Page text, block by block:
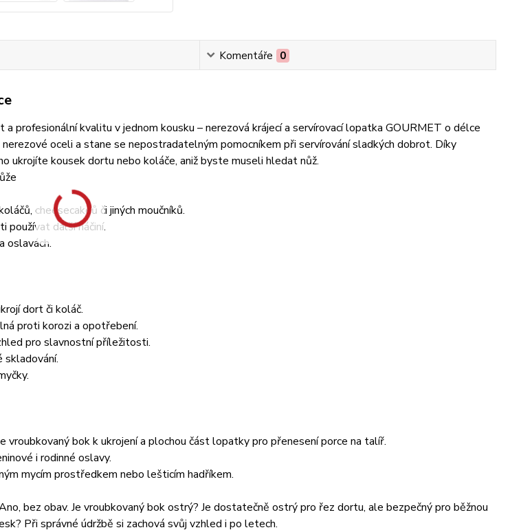
Komentáře 0
profesionální kvalitu v jednom kousku – nerezová krájecí a servírovací lopatka GOURMET o délce
oceli a stane se nepostradatelným pomocníkem při servírování sladkých dobrot. Díky
ukrojíte kousek dortu nebo koláče, aniž byste museli hledat nůž.
cheesecakeů či jiných moučníků.
používat další náčiní.
oslavách.
dort či koláč.
proti korozi a opotřebení.
pro slavnostní příležitosti.
skladování.
vroubkovaný bok k ukrojení a plochou část lopatky pro přenesení porce na talíř.
i rodinné oslavy.
mycím prostředkem nebo lešticím hadříkem.
bez obav. Je vroubkovaný bok ostrý? Je dostatečně ostrý pro řez dortu, ale bezpečný pro běžnou
Při správné údržbě si zachová svůj vzhled i po letech.